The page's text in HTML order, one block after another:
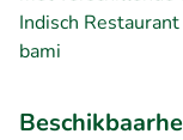
Indisch
bami